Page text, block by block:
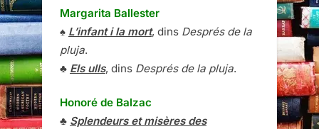
Margarita Ballester
♠ L’infant i la mort, dins Després de la
pluja.
♣ Els ulls, dins Després de la pluja.
Honoré de Balzac
♣ Splendeurs et misères des